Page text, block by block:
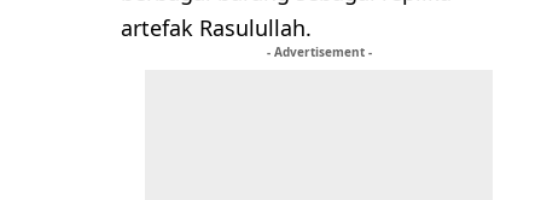
artefak Rasulullah.
- Advertisement -